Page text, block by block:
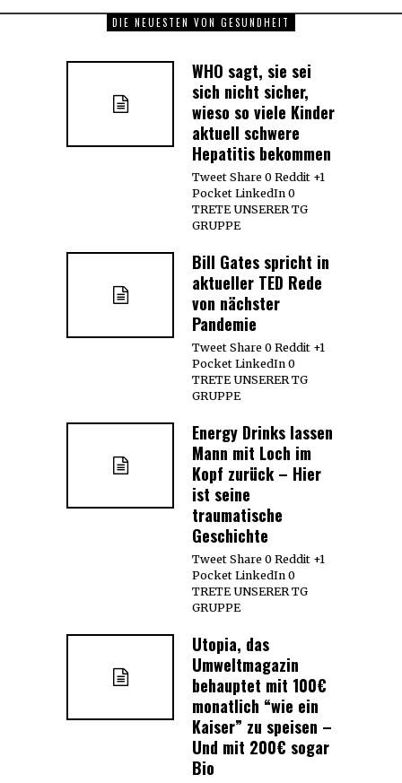
DIE NEUESTEN VON GESUNDHEIT
WHO sagt, sie sei
sich nicht sicher,
wieso so viele Kinder
aktuell schwere
Hepatitis bekommen
Tweet Share 0 Reddit +1
Pocket LinkedIn 0
TRETE UNSERER TG
GRUPPE
Bill Gates spricht in
aktueller TED Rede
von nächster
Pandemie
Tweet Share 0 Reddit +1
Pocket LinkedIn 0
TRETE UNSERER TG
GRUPPE
Energy Drinks lassen
Mann mit Loch im
Kopf zurück – Hier
ist seine
traumatische
Geschichte
Tweet Share 0 Reddit +1
Pocket LinkedIn 0
TRETE UNSERER TG
GRUPPE
Utopia, das
Umweltmagazin
behauptet mit 100€
monatlich “wie ein
Kaiser” zu speisen –
Und mit 200€ sogar
Bio